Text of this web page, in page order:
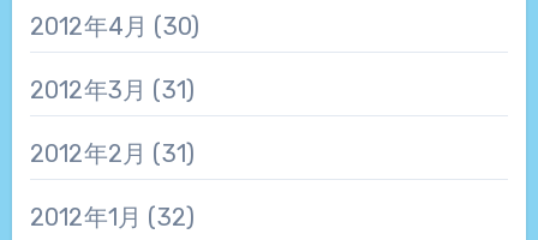
2012年4月 (30)
2012年3月 (31)
2012年2月 (31)
2012年1月 (32)